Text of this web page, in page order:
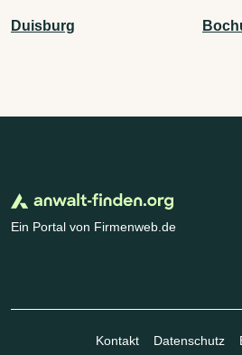
Duisburg
Ein Portal von Firmenweb.de
Kontakt Datenschutz